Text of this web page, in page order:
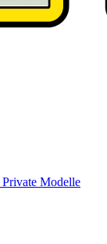
Private Modelle